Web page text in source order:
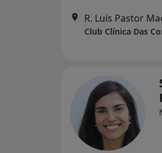
Club Clínica Das